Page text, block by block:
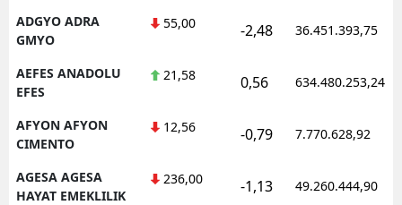
ADGYO ADRA
GMYO
55,00 -2,48 36.451.393,75
AEFES ANADOLU
EFES
21,58 0,56 634.480.253,24
AFYON AFYON
CIMENTO
12,56 -0,79 7.770.628,92
AGESA AGESA
HAYAT EMEKLILIK
236,00 -1,13 49.260.444,90